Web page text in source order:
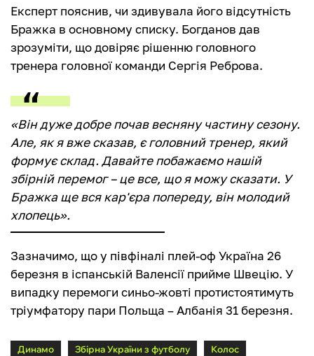
Експерт пояснив, чи здивувала його відсутність
Бражка в основному списку. Богданов дав
зрозуміти, що довіряє рішенню головного
тренера головної команди Сергія Реброва.
«Він дуже добре почав весняну частину сезону.
Але, як я вже сказав, є головний тренер, який
формує склад. Давайте побажаємо нашій
збірній перемог – це все, що я можу сказати. У
Бражка ще вся кар'єра попереду, він молодий
хлопець».
Зазначимо, що у півфіналі плей-оф Україна 26
березня в іспанській Валенсії прийме Швецію. У
випадку перемоги синьо-жовті протистоятимуть
тріумфатору пари Польща – Албанія 31 березня.
Динамо Збірна України з футболу
Колос